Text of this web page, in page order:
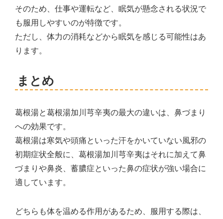
そのため、仕事や運転など、眠気が懸念される状況で
も服用しやすいのが特徴です。
ただし、体力の消耗などから眠気を感じる可能性はあ
ります。
まとめ
葛根湯と葛根湯加川芎辛夷の最大の違いは、鼻づまり
への効果です。
葛根湯は寒気や頭痛といった汗をかいていない風邪の
初期症状全般に、葛根湯加川芎辛夷はそれに加えて鼻
づまりや鼻炎、蓄膿症といった鼻の症状が強い場合に
適しています。
どちらも体を温める作用があるため、服用する際は、